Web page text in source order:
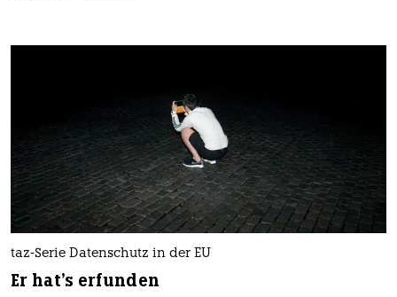
taz-Serie Datenschutz in der EU
Er hat's erfunden